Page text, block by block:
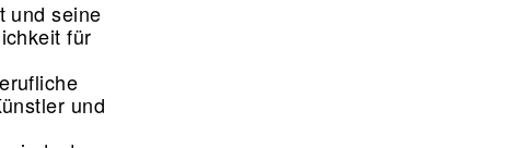
und seine
für
und